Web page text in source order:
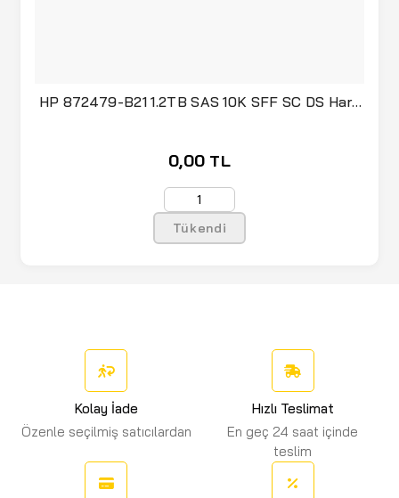
HP 872479-B21 1.2TB SAS 10K SFF SC DS Hard
0,00 TL
Tükendi
Kolay İade
Özenle seçilmiş satıcılardan
Hızlı Teslimat
En geç 24 saat içinde
teslim